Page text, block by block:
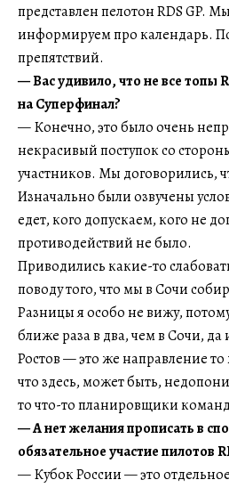
представлен пелотон RDS GP.
информируем про календарь.
препятствий.
— Вас удивило, что не все топы
на Суперфинал?
— Конечно, это было очень
некрасивый поступок со
участников. Мы договорились,
Изначально были озвучены
едет, кого допускаем, кого не
противодействий не было.
Приводились какие-то
поводу того, что мы в Сочи
Разницы я особо не вижу, потому
ближе раза в два, чем в Сочи, да
Ростов — это же направление
что здесь, может быть,
то что-то планировщики
— А нет желания прописать в
обязательное участие пилотов
— Кубок России — это